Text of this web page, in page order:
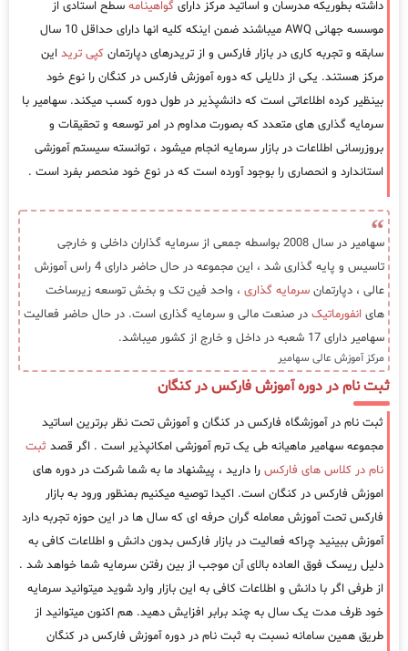
داشته بطوریکه مدرسان و اساتید مرکز دارای گواهینامه سطح استادی از
موسسه جهانی AWQ میباشند ضمن اینکه کلیه انها دارای حداقل 10 سال
سابقه و تجربه کاری در بازار فارکس و از تریدرهای دپارتمان کپی ترید این
مرکز هستند. یکی از دلایلی که دوره آموزش فارکس در کنگان را نوع خود
بینظیر کرده اطلاعاتی است که دانشپذیر در طول دوره کسب میکند. سهامیر با
سرمایه گذاری های متعدد که بصورت مداوم در امر توسعه و تحقیقات و
بروزرسانی اطلاعات در بازار سرمایه انجام میشود ، توانسته سیستم آموزشی
استاندارد و انحصاری را بوجود آورده است که در نوع خود منحصر بفرد است .
سهامیر در سال 2008 بواسطه جمعی از سرمایه گذاران داخلی و خارجی
تاسیس و پایه گذاری شد ، این مجموعه در حال حاضر دارای 4 راس آموزش
عالی ، دپارتمان سرمایه گذاری ، واحد فین تک و بخش توسعه زیرساخت
های انفورماتیک در صنعت مالی و سرمایه گذاری است. در حال حاضر فعالیت
سهامیر دارای 17 شعبه در داخل و خارج از کشور میباشد.
مرکز آموزش عالی سهامیر
ثبت نام در دوره آموزش فارکس در کنگان
ثبت نام در آموزشگاه فارکس در کنگان و آموزش تحت نظر برترین اساتید
مجموعه سهامیر ماهیانه طی یک ترم آموزشی امکانپذیر است . اگر قصد ثبت
نام در کلاس های فارکس را دارید ، پیشنهاد ما به شما شرکت در دوره های
اموزش فارکس در کنگان است. اکیدا توصیه میکنیم بمنظور ورود به بازار
فارکس تحت آموزش معامله گران حرفه ای که سال ها در این حوزه تجربه دارد
آموزش ببینید چراکه فعالیت در بازار فارکس بدون دانش و اطلاعات کافی به
دلیل ریسک فوق العاده بالای آن موجب از بین رفتن سرمایه شما خواهد شد .
از طرفی اگر با دانش و اطلاعات کافی به این بازار وارد شوید میتوانید سرمایه
خود ظرف مدت یک سال به چند برابر افزایش دهید. هم اکنون میتوانید از
طریق همین سامانه نسبت به ثبت نام در دوره آموزش فارکس در کنگان